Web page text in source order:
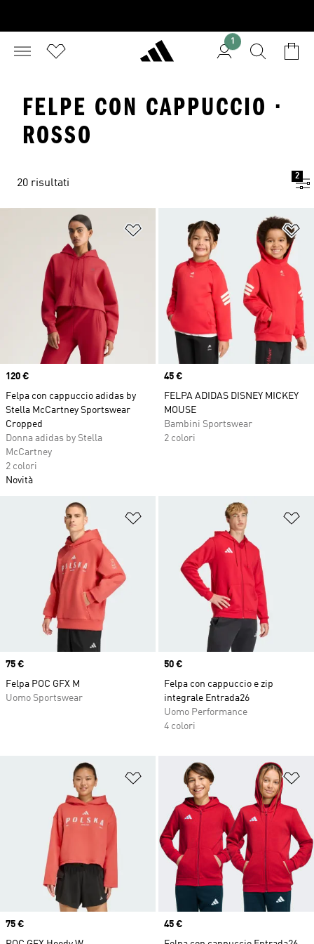
1
FELPE CON CAPPUCCIO ·
ROSSO
20 risultati
2
Aggiungi alla lista dei desideri
Price
120 €
Felpa con cappuccio adidas by
Stella McCartney Sportswear
Cropped
Donna adidas by Stella
McCartney
2 colori
Novità
Price
45 €
FELPA ADIDAS DISNEY MICKEY
MOUSE
Bambini Sportswear
2 colori
Aggiungi alla lista dei desideri
Price
75 €
Felpa POC GFX M
Uomo Sportswear
Price
50 €
Felpa con cappuccio e zip
integrale Entrada26
Uomo Performance
4 colori
Aggiungi alla lista dei desideri
Price
75 €
Price
45 €